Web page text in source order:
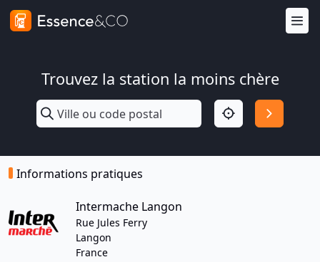
Trouvez la station la moins chère
Informations pratiques
Intermache Langon
Rue Jules Ferry
Langon
France